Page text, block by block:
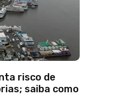
risco de
saiba como